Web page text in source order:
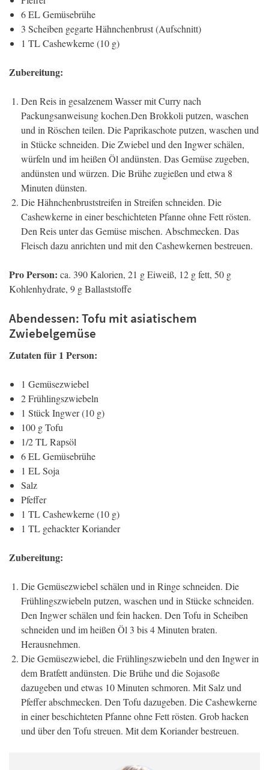
6 EL Gemüsebrühe
3 Scheiben gegarte Hähnchenbrust (Aufschnitt)
1 TL Cashewkerne (10 g)
Zubereitung:
Den Reis in gesalzenem Wasser mit Curry nach
Packungsanweisung kochen.Den Brokkoli putzen, waschen
und in Röschen teilen. Die Paprikaschote putzen, waschen und
in Stücke schneiden. Die Zwiebel und den Ingwer schälen,
würfeln und im heißen Öl andünsten. Das Gemüse zugeben,
andünsten und würzen. Die Brühe zugießen und etwa 8
Minuten dünsten.
Die Hähnchenbruststreifen in Streifen schneiden. Die
Cashewkerne in einer beschichteten Pfanne ohne Fett rösten.
Den Reis unter das Gemüse mischen. Abschmecken. Das
Fleisch dazu anrichten und mit den Cashewkernen bestreuen.
Pro Person: ca. 390 Kalorien, 21 g Eiweiß, 12 g fett, 50 g
Kohlenhydrate, 9 g Ballaststoffe
Abendessen: Tofu mit asiatischem
Zwiebelgemüse
Zutaten für 1 Person:
1 Gemüsezwiebel
2 Frühlingszwiebeln
1 Stück Ingwer (10 g)
100 g Tofu
1/2 TL Rapsöl
6 EL Gemüsebrühe
1 EL Soja
Salz
Pfeffer
1 TL Cashewkerne (10 g)
1 TL gehackter Koriander
Zubereitung:
Die Gemüsezwiebel schälen und in Ringe schneiden. Die
Frühlingszwiebeln putzen, waschen und in Stücke schneiden.
Den Ingwer schälen und fein hacken. Den Tofu in Scheiben
schneiden und im heißen Öl 3 bis 4 Minuten braten.
Herausnehmen.
Die Gemüsezwiebel, die Frühlingszwiebeln und den Ingwer in
dem Bratfett andünsten. Die Brühe und die Sojasoße
dazugeben und etwas 10 Minuten schmoren. Mit Salz und
Pfeffer abschmecken. Den Tofu dazugeben. Die Cashewkerne
in einer beschichteten Pfanne ohne Fett rösten. Grob hacken
und über den Tofu streuen. Mit dem Koriander bestreuen.